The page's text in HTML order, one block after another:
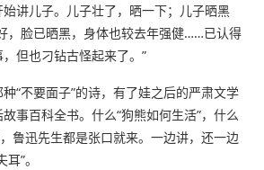
讲儿子。儿子壮了，晒一下；儿子晒黑
，脸已晒黑，身体也较去年强健……已认得
但也刁钻古怪起来了。”
“不要面子”的诗，有了娃之后的严肃文学
事百科全书。什么“狗熊如何生活”，什么
鲁迅先生都是张口就来。一边讲，还一边
”。